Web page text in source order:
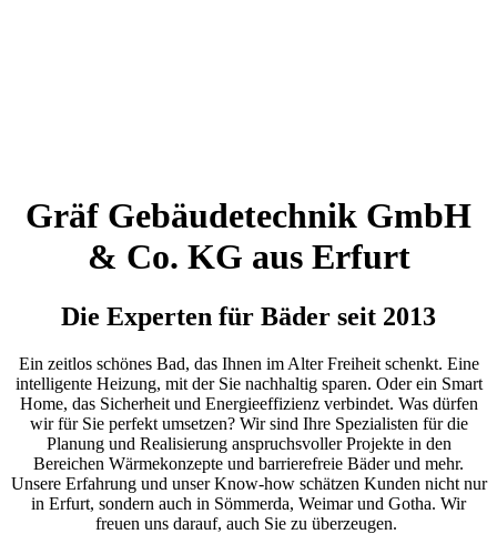
Gräf Gebäudetechnik GmbH
& Co. KG aus Erfurt
Die Experten für Bäder seit 2013
Ein zeitlos schönes Bad, das Ihnen im Alter Freiheit schenkt. Eine
intelligente Heizung, mit der Sie nachhaltig sparen. Oder ein Smart
Home, das Sicherheit und Energieeffizienz verbindet. Was dürfen
wir für Sie perfekt umsetzen? Wir sind Ihre Spezialisten für die
Planung und Realisierung anspruchsvoller Projekte in den
Bereichen Wärmekonzepte und barrierefreie Bäder und mehr.
Unsere Erfahrung und unser Know-how schätzen Kunden nicht nur
in Erfurt, sondern auch in Sömmerda, Weimar und Gotha. Wir
freuen uns darauf, auch Sie zu überzeugen.